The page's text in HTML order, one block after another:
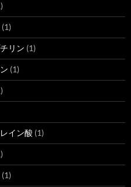
(1)
リン (1)
(1)
イン酸 (1)
(1)